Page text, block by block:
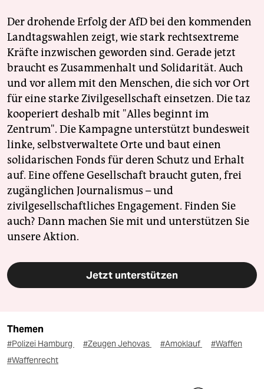
Der drohende Erfolg der AfD bei den kommenden
Landtagswahlen zeigt, wie stark rechtsextreme
Kräfte inzwischen geworden sind. Gerade jetzt
braucht es Zusammenhalt und Solidarität. Auch
und vor allem mit den Menschen, die sich vor Ort
für eine starke Zivilgesellschaft einsetzen. Die taz
kooperiert deshalb mit "Alles beginnt im
Zentrum". Die Kampagne unterstützt bundesweit
linke, selbstverwaltete Orte und baut einen
solidarischen Fonds für deren Schutz und Erhalt
auf. Eine offene Gesellschaft braucht guten, frei
zugänglichen Journalismus – und
zivilgesellschaftliches Engagement. Finden Sie
auch? Dann machen Sie mit und unterstützen Sie
unsere Aktion.
Jetzt unterstützen
Themen
#Polizei Hamburg #Zeugen Jehovas #Amoklauf
#Waffen
#Waffenrecht